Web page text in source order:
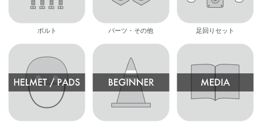
ボルト パーツ・その他 足回りセット